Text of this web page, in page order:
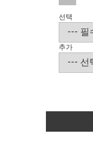
선택
추가